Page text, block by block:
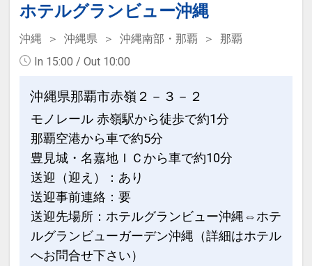
ホテルグランビュー沖縄
沖縄 沖縄県 沖縄南部・那覇
那覇
In 15:00 / Out 10:00
沖縄県那覇市赤嶺２－３－２
モノレール 赤嶺駅から徒歩で約1分
那覇空港から車で約5分
豊見城・名嘉地ＩＣから車で約10分
送迎（迎え）：あり
送迎事前連絡：要
送迎先場所：ホテルグランビュー沖縄⇔ホテ
ルグランビューガーデン沖縄（詳細はホテル
へお問合せ下さい）